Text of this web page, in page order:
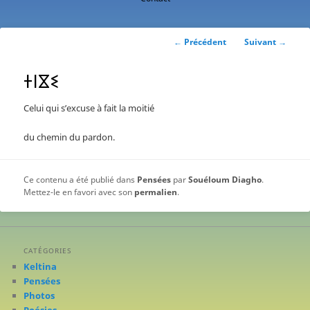
Navigation
← Précédent Suivant →
ⵜⵏⴵⵉ
Celui qui s’excuse à fait la moitié
du chemin du pardon.
Ce contenu a été publié dans Pensées parSouéloum Diagho.
Mettez-le en favori avec son permalien.
CATÉGORIES
Keltina
Pensées
Photos